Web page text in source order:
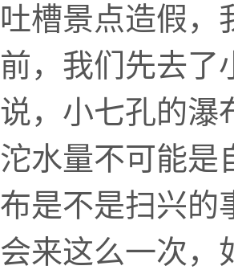
槽景点造假
，我们先去了
，小七孔的瀑
水量不可能
是不是扫兴
来这么一次，